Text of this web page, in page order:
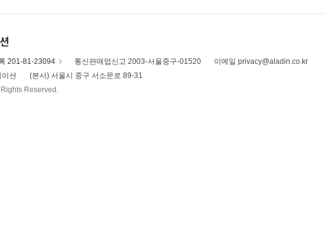
201-81-23094 통신판매업신고 2003-서울중구-01520
이메일 privacy@aladin.co.kr
션
(본사) 서울시 중구 서소문로 89-31
Reserved.